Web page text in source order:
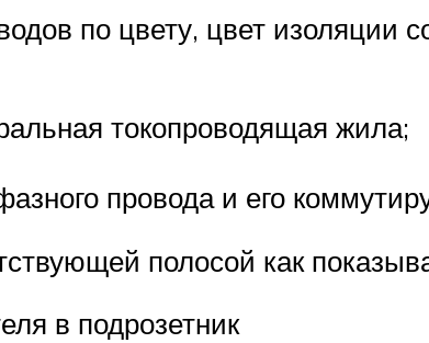
по цвету, цвет изоляции
токопроводящая жила;
провода и его
полосой как
в подрозетник